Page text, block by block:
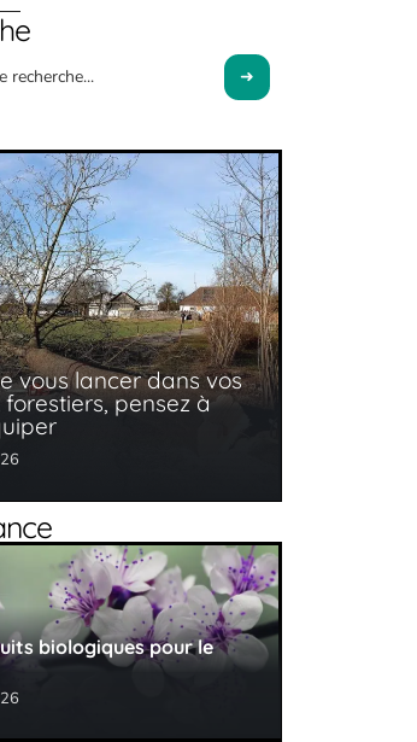
vous lancer dans vos
pensez à
biologiques pour le